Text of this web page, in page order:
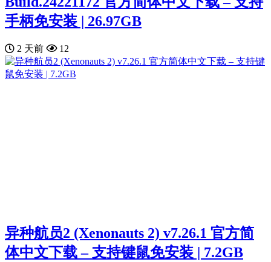
手柄免安装 | 26.97GB
2 天前 12
异种航员2 (Xenonauts 2) v7.26.1 官方简
体中文下载 – 支持键鼠免安装 | 7.2GB